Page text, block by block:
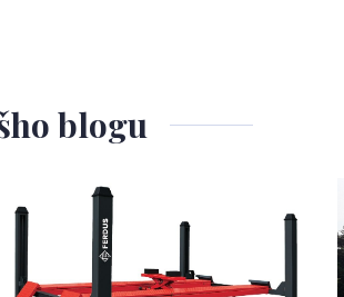
blogu